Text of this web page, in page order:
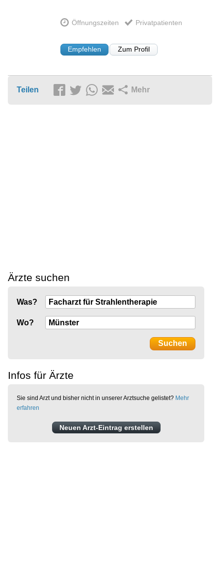
Öffnungszeiten Privatpatienten
Empfehlen Zum Profil
Teilen Mehr
Ärzte suchen
Was?
Wo?
Infos für Ärzte
Sie sind Arzt und bisher nicht in unserer Arztsuche gelistet? Mehr
erfahren
Neuen Arzt-Eintrag erstellen